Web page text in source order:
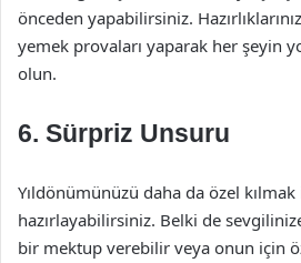
önceden yapabilirsiniz.
yemek provaları yaparak her şeyin
olun.
6. Sürpriz Unsuru
Yıldönümünüzü daha da özel
hazırlayabilirsiniz. Belki de sevgilinize
bir mektup verebilir veya onun için